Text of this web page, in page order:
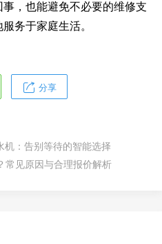
，也能避免不必要的维修支
务于家庭生活。
分享
机：告别等待的智能选择
常见原因与合理报价解析